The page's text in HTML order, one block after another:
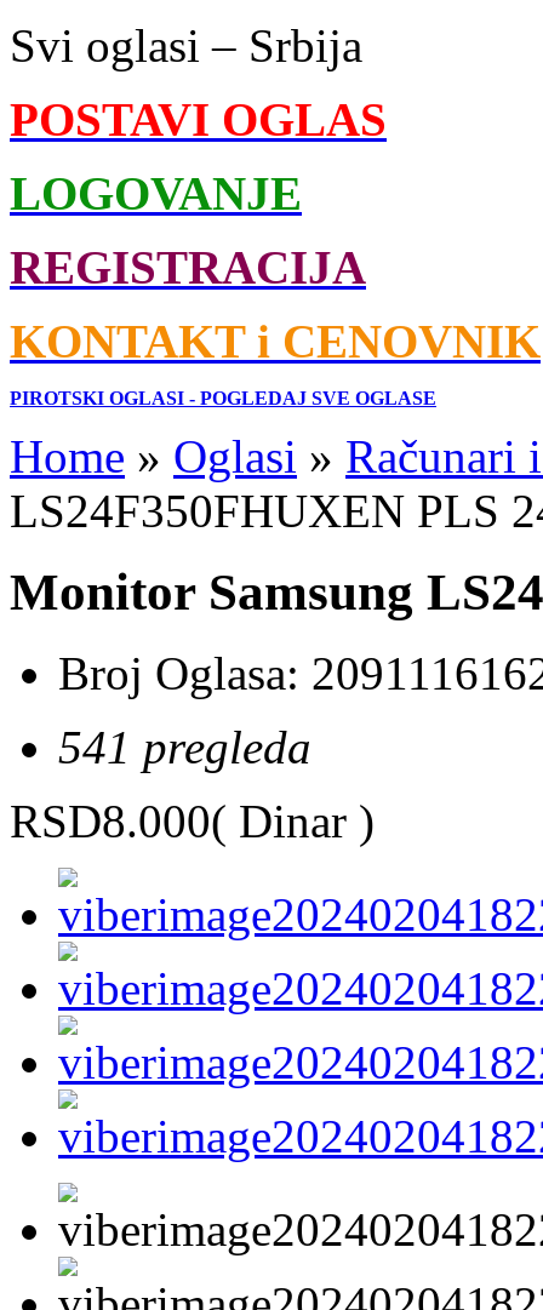
Svi oglasi – Srbija
POSTAVI OGLAS
LOGOVANJE
REGISTRACIJA
KONTAKT i CENOVNIK
PIROTSKI OGLASI - POGLEDAJ SVE OGLASE
Home » Oglasi » Računari
LS24F350FHUXEN PLS
Monitor Samsung
Broj Oglasa:
541 pregleda
RSD8.000( Dinar )